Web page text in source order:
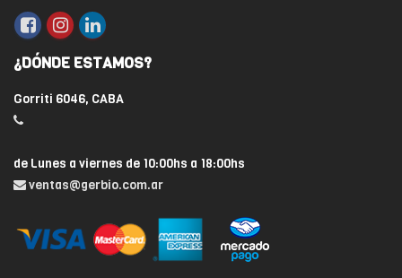
¿DÓNDE ESTAMOS?
Gorriti 6046, CABA
de Lunes a viernes de 10:00hs a 18:00hs
ventas@gerbio.com.ar